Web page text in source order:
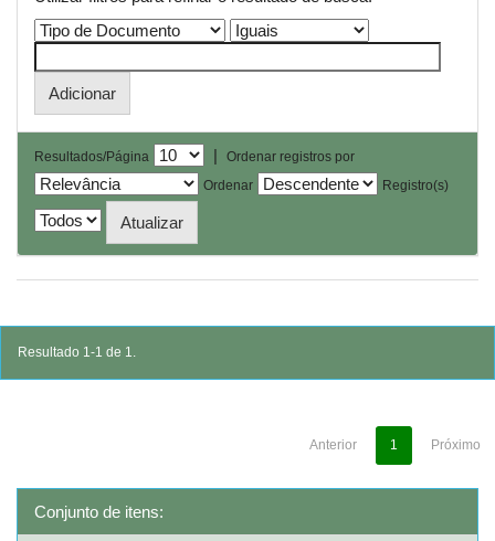
Resultados/Página |
Ordenar registros por
Ordenar
Registro(s)
Resultado 1-1 de 1.
Anterior 1 Próximo
Conjunto de itens: